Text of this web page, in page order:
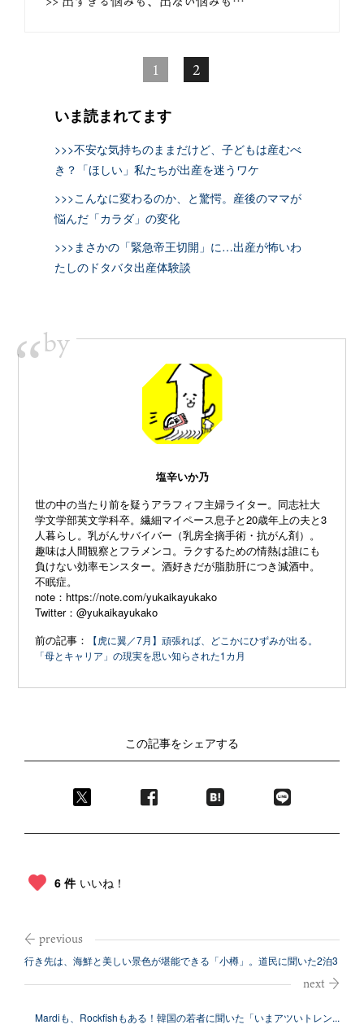
1 2
いま読まれてます
>>>不安な気持ちのままだけど、子どもは産むべ
き？「ほしい」私たちが出産を迷うワケ
>>>こんなに変わるのか、と驚愕。産後のママが
悩んだ「カラダ」の変化
>>>まさかの「緊急帝王切開」に…出産が怖いわ
たしのドタバタ出産体験談
“by
塩辛いか乃
世の中の当たり前を疑うアラフィフ主婦ライター。同志社大
学文学部英文学科卒。繊細マイペース息子と20歳年上の夫と3
人暮らし。乳がんサバイバー（乳房全摘手術・抗がん剤）。
趣味は人間観察とフラメンコ。ラクするための情熱は誰にも
負けない効率モンスター。酒好きだが脂肪肝につき減酒中。
不眠症。
note： https://note.com/yukaikayukako
Twitter：@yukaikayukako
前の記事：
【虎に翼／7月】頑張れば、どこかにひずみが出る。
「母とキャリア」の現実を思い知らされた1カ月
この記事をシェアする
6 件 いいね！
行き先は、海鮮と美しい景色が堪能できる「小樽」。道民に聞いた2泊3
Mardiも、Rockfishもある！韓国の若者に聞いた「いまアツいトレン...